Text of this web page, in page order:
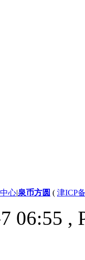
心|泉币方圆 ( 津ICP
06:55 ,